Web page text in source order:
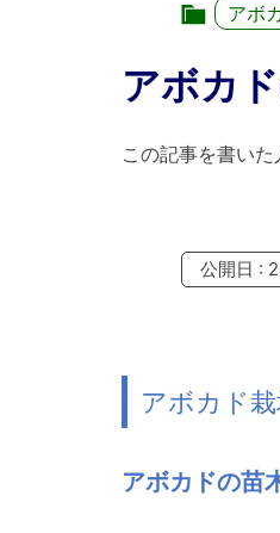
アボ
アボカ
この記事を書いた
公開日 :
アボカド
アボカドの苗